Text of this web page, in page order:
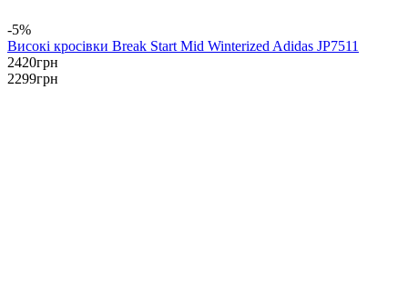
-5%
Високі кросівки Break Start Mid Winterized Adidas JP7511
2420грн
2299грн